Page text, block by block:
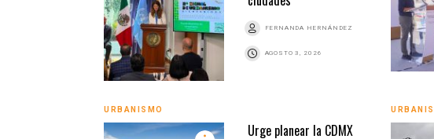
FERNANDA HERNÁNDEZ
AGOSTO 3, 2026
URBANISMO
Urge planear la CDMX